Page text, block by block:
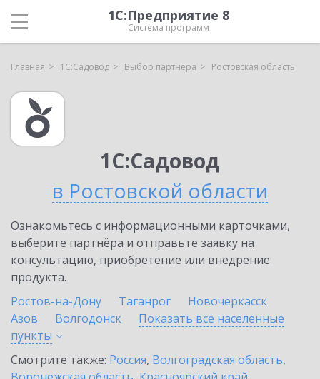
1С:Предприятие 8
Система программ
Главная 1С:Садовод Выбор партнёра Ростовская область
1С:Садовод
в Ростовской области
Ознакомьтесь с информационными карточками,
выберите партнёра и отправьте заявку на
консультацию, приобретение или внедрение
продукта.
Ростов-на-Дону
Таганрог
Новочеркасск
Азов
Волгодонск
Показать все населенные
пункты
Смотрите также: Россия, Волгоградская область,